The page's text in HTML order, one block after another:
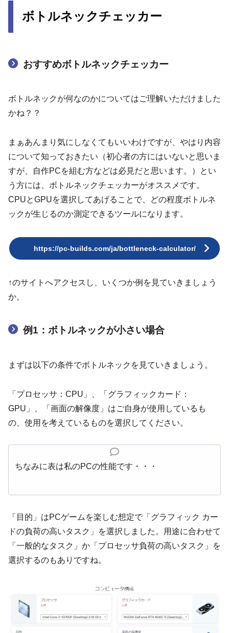
ボトルネックチェッカー
おすすめボトルネックチェッカー
ボトルネックが何なのかについてはご理解いただけました
かね？？
まぁあんまり気にしなくてもいいわけですが、やはり内容
について知っておきたい（初心者の方にはいないと思いま
すが、自作PCを組む方などは必見だと思います。）とい
う方には、ボトルネックチェッカーがオススメです。
CPUとGPUを選択してあげることで、どの程度ボトルネ
ックが生じるのか測定できるツールになります。
https://pc-builds.com/ja/bottleneck-calculator/
↑のサイトへアクセスし、いくつか例を見ていきましょう
か。
例1：ボトルネックが小さい場合
まずは以下の条件でボトルネックを見ていきましょう。
「プロセッサ：CPU」、「グラフィックカード：
GPU」、「画面の解像度」はご自身が使用しているも
の、使用を考えているものを選択してください。
ちなみに表は私のPCの性能です・・・
「目的」はPCゲームを楽しむ想定で「グラフィック カー
ドの負荷の高いタスク」を選択しました。用途に合わせて
「一般的なタスク」か「プロセッサ負荷の高いタスク」を
選択するのもありですね。